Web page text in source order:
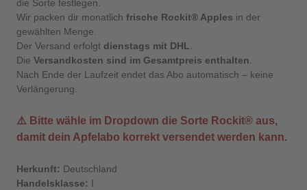
Wir packen dir monatlich frische Rockit® Apples in der
gewählten Menge.
Der Versand erfolgt dienstags mit DHL.
Die Versandkosten sind im Gesamtpreis enthalten.
Nach Ende der Laufzeit endet das Abo automatisch – keine
Verlängerung.
⚠️ Bitte wähle im Dropdown die Sorte Rockit®aus,
damit dein Apfelabo korrekt versendet werden kann.
Herkunft: Deutschland
Handelsklasse: I